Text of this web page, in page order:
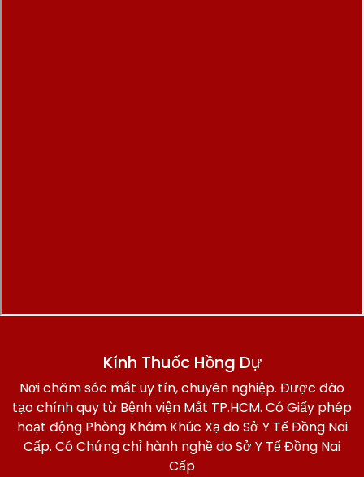
Kính Thuốc Hồng Dự
Nơi chăm sóc mắt uy tín, chuyên nghiệp. Được đào
tạo chính quy từ Bệnh viện Mắt TP.HCM. Có Giấy phép
hoạt động Phòng Khám Khúc Xạ do Sở Y Tế Đồng Nai
Cấp. Có Chứng chỉ hành nghề do Sở Y Tế Đồng Nai
Cấp